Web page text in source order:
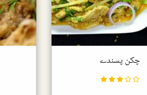
چکن پسندے